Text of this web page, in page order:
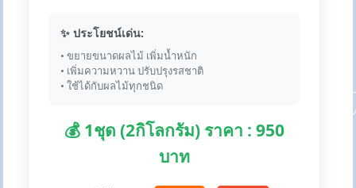
✨ ประโยชน์เด่น:
• ขยายขนาดผลไม้ เพิ่มน้ำหนัก
• เพิ่มความหวาน ปรับปรุงรสชาติ
• ใช้ได้กับผลไม้ทุกชนิด
💰 1ชุด (2กิโลกรัม) ราคา : 950
บาท